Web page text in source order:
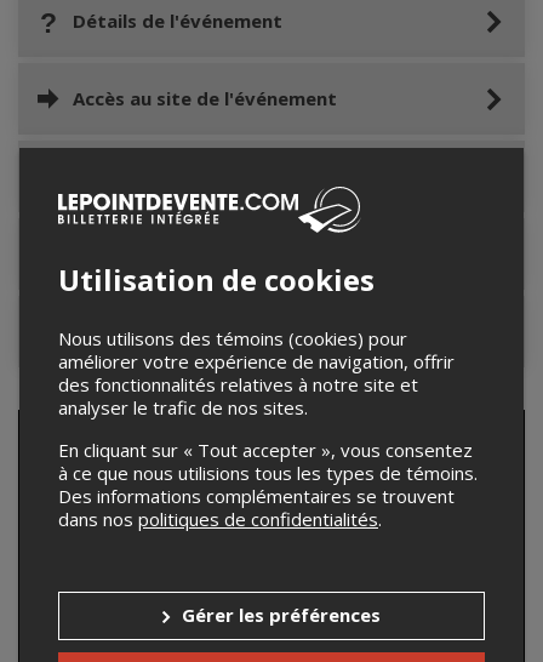
Détails de l'événement
Accès au site de l'événement
Contacter l'organisateur
Utilisation de cookies
Nous utilisons des témoins (cookies) pour
améliorer votre expérience de navigation, offrir
des fonctionnalités relatives à notre site et
analyser le trafic de nos sites.
En cliquant sur « Tout accepter », vous consentez
à ce que nous utilisions tous les types de témoins.
Des informations complémentaires se trouvent
dans nos politiques de confidentialités.
Gérer les préférences